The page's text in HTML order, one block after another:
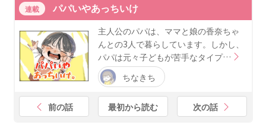
連載 パパいやあっちいけ
主人公のパパは、ママと娘の香奈ちゃ
んとの3人で暮らしています。しかし、
パパは元々子どもが苦手なタイプ…
ちなきち
前の話 最初から読む 次の話